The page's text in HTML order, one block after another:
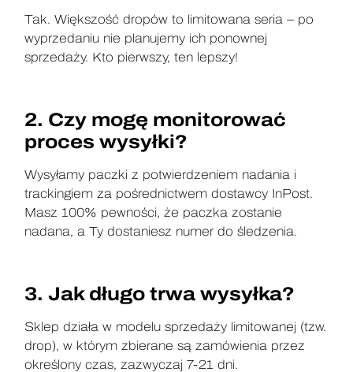
Tak. Większość dropów to limitowana seria – po
wyprzedaniu nie planujemy ich ponownej
sprzedaży. Kto pierwszy, ten lepszy!
2. Czy mogę monitorować
proces wysyłki?
Wysyłamy paczki z potwierdzeniem nadania i
trackingiem za pośrednictwem dostawcy InPost.
Masz 100% pewności, że paczka zostanie
nadana, a Ty dostaniesz numer do śledzenia.
3. Jak długo trwa wysyłka?
Sklep działa w modelu sprzedaży limitowanej (tzw.
drop), w którym zbierane są zamówienia przez
określony czas, zazwyczaj 7-21 dni.